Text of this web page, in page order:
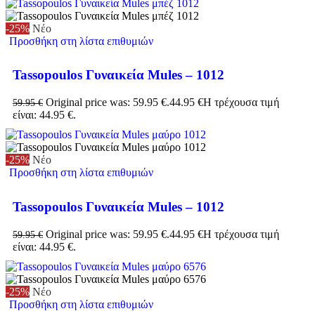
-25% Νέο
Προσθήκη στη λίστα επιθυμιών
Tassopoulos Γυναικεία Mules – 1012
59.95€ Original price was: 59.95 €.44.95 €Η τρέχουσα τιμή
είναι: 44.95 €.
-25% Νέο
Προσθήκη στη λίστα επιθυμιών
Tassopoulos Γυναικεία Mules – 1012
59.95€ Original price was: 59.95 €.44.95 €Η τρέχουσα τιμή
είναι: 44.95 €.
-25% Νέο
Προσθήκη στη λίστα επιθυμιών